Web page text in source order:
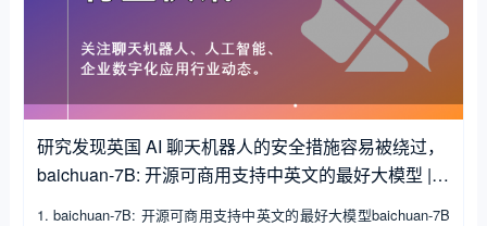
研究发现英国 AI 聊天机器人的安全措施容易被绕过，
baichuan-7B: 开源可商用支持中英文的最好大模型 | C
hatopera 行业快讯
1. baichuan-7B: 开源可商用支持中英文的最好大模型baichuan-7B